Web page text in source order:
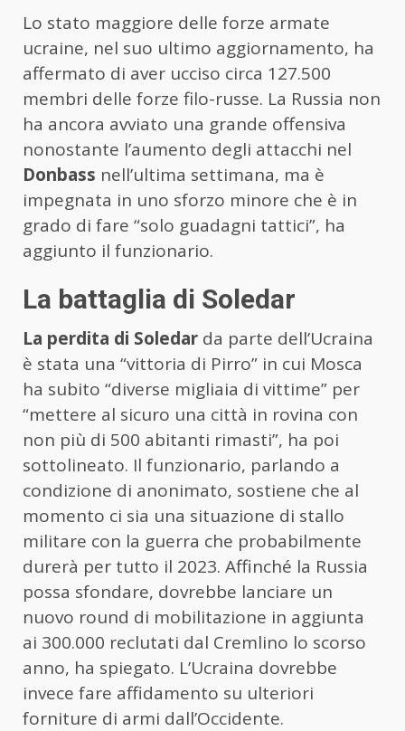
Lo stato maggiore delle forze armate
ucraine, nel suo ultimo aggiornamento, ha
affermato di aver ucciso circa 127.500
membri delle forze filo-russe. La Russia non
ha ancora avviato una grande offensiva
nonostante l’aumento degli attacchi nel
Donbass nell’ultima settimana, ma è
impegnata in uno sforzo minore che è in
grado di fare “solo guadagni tattici”, ha
aggiunto il funzionario.
La battaglia di Soledar
La perdita di Soledar da parte dell’Ucraina
è stata una “vittoria di Pirro” in cui Mosca
ha subito “diverse migliaia di vittime” per
“mettere al sicuro una città in rovina con
non più di 500 abitanti rimasti”, ha poi
sottolineato. Il funzionario, parlando a
condizione di anonimato, sostiene che al
momento ci sia una situazione di stallo
militare con la guerra che probabilmente
durerà per tutto il 2023. Affinché la Russia
possa sfondare, dovrebbe lanciare un
nuovo round di mobilitazione in aggiunta
ai 300.000 reclutati dal Cremlino lo scorso
anno, ha spiegato. L’Ucraina dovrebbe
invece fare affidamento su ulteriori
forniture di armi dall’Occidente.